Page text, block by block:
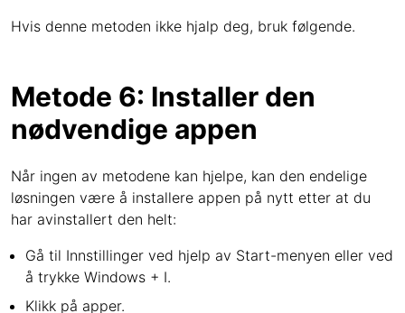
Hvis denne metoden ikke hjalp deg, bruk følgende.
Metode 6: Installer den
nødvendige appen
Når ingen av metodene kan hjelpe, kan den endelige
løsningen være å installere appen på nytt etter at du
har avinstallert den helt:
Gå til Innstillinger ved hjelp av Start-menyen eller ved
å trykke Windows + I.
Klikk på apper.